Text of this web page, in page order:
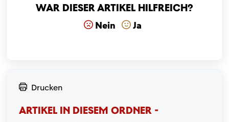
War dieser Artikel hilfreich?
Nein Ja
Drucken
ARTIKEL IN DIESEM ORDNER -